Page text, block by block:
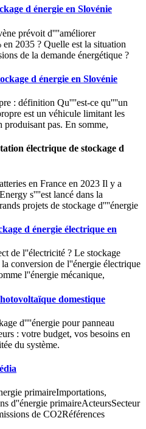
d énergie en Slovénie
prévoit d''''améliorer
2035 ? Quelle est la situation
de la demande énergétique ?
d énergie en Slovénie
: définition Qu''''est-ce qu''''un
est un véhicule limitant les
pas. En somme,
électrique de stockage d
en France en 2023 Il y a
s''''est lancé dans la
projets de stockage d''''énergie
d énergie électrique en
de l''électricité ? Le stockage
conversion de l''énergie électrique
l''énergie mécanique,
domestique
d''''énergie pour panneau
: votre budget, vos besoins en
du système.
primaireImportations,
d''énergie primaireActeursSecteur
de CO2Références